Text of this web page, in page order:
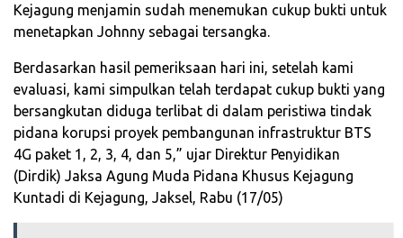
Kejagung menjamin sudah menemukan cukup bukti untuk
menetapkan Johnny sebagai tersangka.
Berdasarkan hasil pemeriksaan hari ini, setelah kami
evaluasi, kami simpulkan telah terdapat cukup bukti yang
bersangkutan diduga terlibat di dalam peristiwa tindak
pidana korupsi proyek pembangunan infrastruktur BTS
4G paket 1, 2, 3, 4, dan 5,” ujar Direktur Penyidikan
(Dirdik) Jaksa Agung Muda Pidana Khusus Kejagung
Kuntadi di Kejagung, Jaksel, Rabu (17/05)